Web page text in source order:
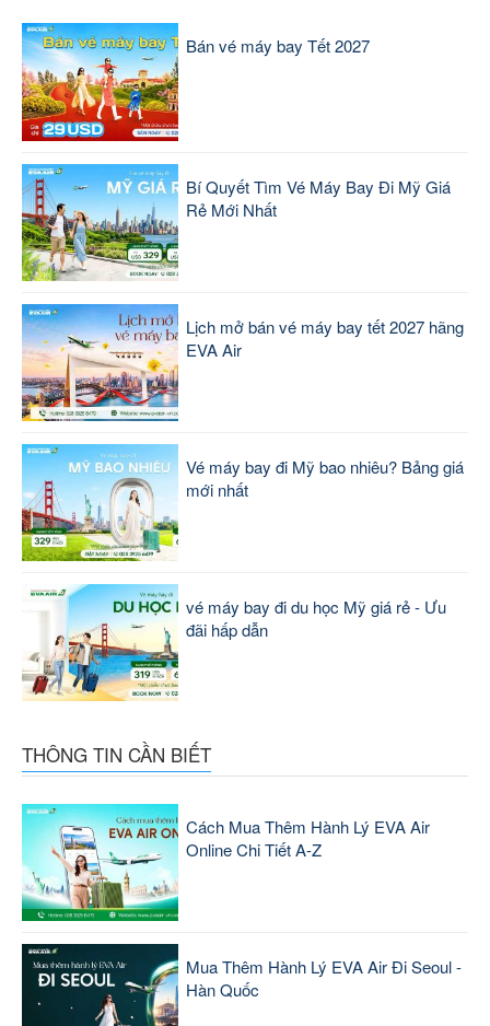
Bán vé máy bay Tết 2027
Bí Quyết Tìm Vé Máy Bay Đi Mỹ Giá
Rẻ Mới Nhất
Lịch mở bán vé máy bay tết 2027 hãng
EVA Air
Vé máy bay đi Mỹ bao nhiêu? Bảng giá
mới nhất
vé máy bay đi du học Mỹ giá rẻ - Ưu
đãi hấp dẫn
THÔNG TIN CẦN BIẾT
Cách Mua Thêm Hành Lý EVA Air
Online Chi Tiết A-Z
Mua Thêm Hành Lý EVA Air Đi Seoul -
Hàn Quốc